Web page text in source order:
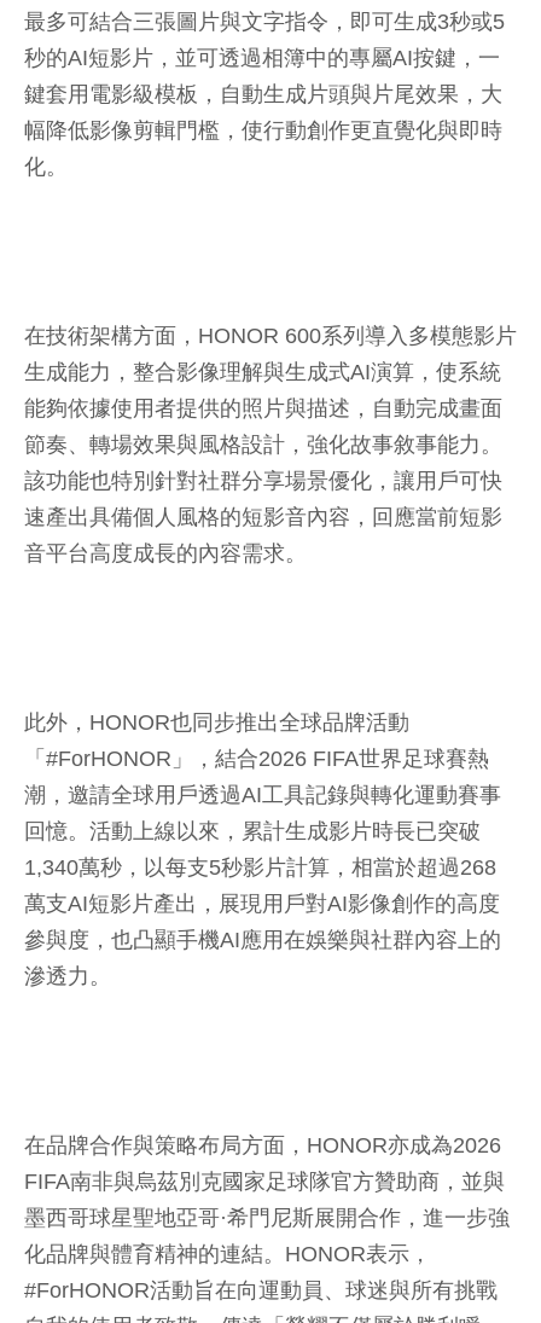
最多可結合三張圖片與文字指令，即可生成3秒或5
秒的AI短影片，並可透過相簿中的專屬AI按鍵，一
鍵套用電影級模板，自動生成片頭與片尾效果，大
幅降低影像剪輯門檻，使行動創作更直覺化與即時
化。
在技術架構方面，HONOR 600系列導入多模態影片
生成能力，整合影像理解與生成式AI演算，使系統
能夠依據使用者提供的照片與描述，自動完成畫面
節奏、轉場效果與風格設計，強化故事敘事能力。
該功能也特別針對社群分享場景優化，讓用戶可快
速產出具備個人風格的短影音內容，回應當前短影
音平台高度成長的內容需求。
此外，HONOR也同步推出全球品牌活動
「#ForHONOR」，結合2026 FIFA世界足球賽熱
潮，邀請全球用戶透過AI工具記錄與轉化運動賽事
回憶。活動上線以來，累計生成影片時長已突破
1,340萬秒，以每支5秒影片計算，相當於超過268
萬支AI短影片產出，展現用戶對AI影像創作的高度
參與度，也凸顯手機AI應用在娛樂與社群內容上的
滲透力。
在品牌合作與策略布局方面，HONOR亦成為2026
FIFA南非與烏茲別克國家足球隊官方贊助商，並與
墨西哥球星聖地亞哥·希門尼斯展開合作，進一步強
化品牌與體育精神的連結。HONOR表示，
#ForHONOR活動旨在向運動員、球迷與所有挑戰